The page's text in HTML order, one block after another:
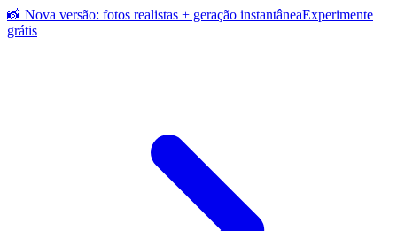
📸 Nova versão: fotos realistas + geração instantâneaExperimente
grátis